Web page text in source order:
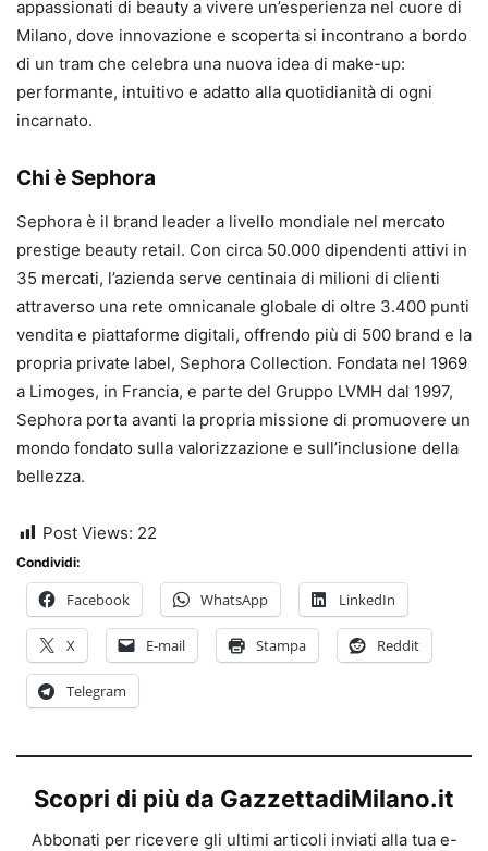
appassionati di beauty a vivere un’esperienza nel cuore di
Milano, dove innovazione e scoperta si incontrano a bordo
di un tram che celebra una nuova idea di make-up:
performante, intuitivo e adatto alla quotidianità di ogni
incarnato.
Chi è Sephora
Sephora è il brand leader a livello mondiale nel mercato
prestige beauty retail. Con circa 50.000 dipendenti attivi in
35 mercati, l’azienda serve centinaia di milioni di clienti
attraverso una rete omnicanale globale di oltre 3.400 punti
vendita e piattaforme digitali, offrendo più di 500 brand e la
propria private label, Sephora Collection. Fondata nel 1969
a Limoges, in Francia, e parte del Gruppo LVMH dal 1997,
Sephora porta avanti la propria missione di promuovere un
mondo fondato sulla valorizzazione e sull’inclusione della
bellezza.
Post Views: 22
Condividi:
Facebook WhatsApp LinkedIn
X E-mail Stampa Reddit
Telegram
Scopri di più da GazzettadiMilano.it
Abbonati per ricevere gli ultimi articoli inviati alla tua e-